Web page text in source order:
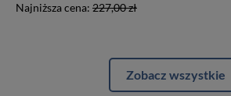
Najniższa cena: 227,00 zł
Zobacz wszystkie